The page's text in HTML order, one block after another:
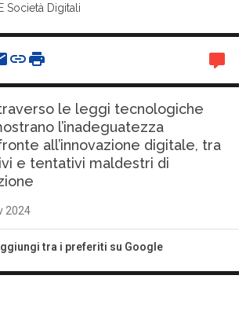
Società Digitali
le leggi tecnologiche
l’inadeguatezza
all’innovazione digitale, tra
e tentativi maldestri di
2024
tra i preferiti su Google